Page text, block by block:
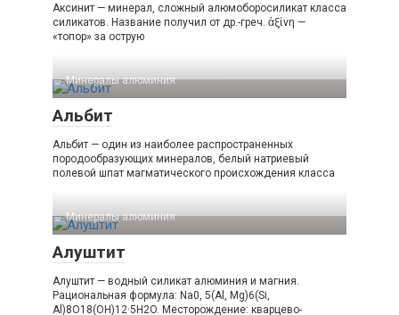
Аксинит — минерал, сложный алюмоборосиликат класса
силикатов. Название получил от др.-греч. ἀξίνη —
«топор» за острую
Минералы алюминия‎
Альбит
Альбит — один из наиболее распространенных
породообразующих минералов, белый натриевый
полевой шпат магматического происхождения класса
Минералы алюминия‎
Алуштит
Алуштит — водный силикат алюминия и магния.
Рациональная формула: Na0, 5(Al, Mg)6(Si,
Al)8O18(OH)12·5H2O. Месторождение: кварцево-